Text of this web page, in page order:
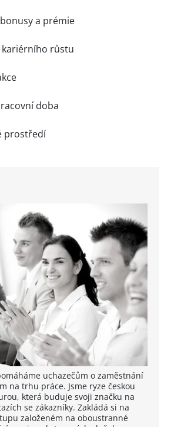
uchazečům o zaměstnání
na trhu práce. Jsme ryze českou
která buduje svoji značku na
se zákazníky. Zakládá si na
založeném na oboustranné
a prémie
růstu
doba
prostředí